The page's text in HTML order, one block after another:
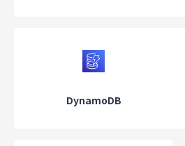
DynamoDB